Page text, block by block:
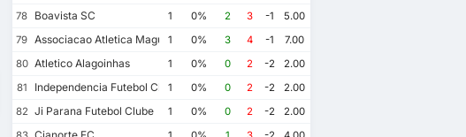
78
Boavista SC 1 0% 2 3 -1
5.00
79 Associacao Atletica Maguary
1 0% 3 4 -1
7.00
80 Atletico Alagoinhas 1 0% 0 2 -2
2.00
81
Independencia Futebol Clube
1 0% 0 2 -2
2.00
82 Ji Parana Futebol Clube 1 0% 0 2 -2
2.00